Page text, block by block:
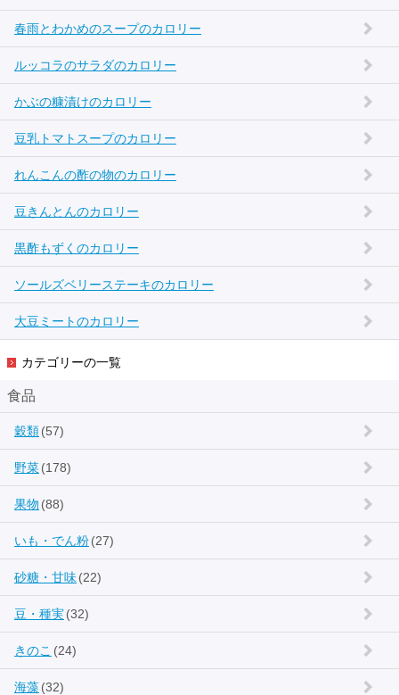
春雨とわかめのスープのカロリー
ルッコラのサラダのカロリー
かぶの糠漬けのカロリー
豆乳トマトスープのカロリー
れんこんの酢の物のカロリー
豆きんとんのカロリー
黒酢もずくのカロリー
ソールズベリーステーキのカロリー
大豆ミートのカロリー
カテゴリーの一覧
食品
穀類(57)
野菜(178)
果物 (88)
いも・でん粉(27)
砂糖・甘味(22)
豆・種実(32)
きのこ (24)
海藻(32)